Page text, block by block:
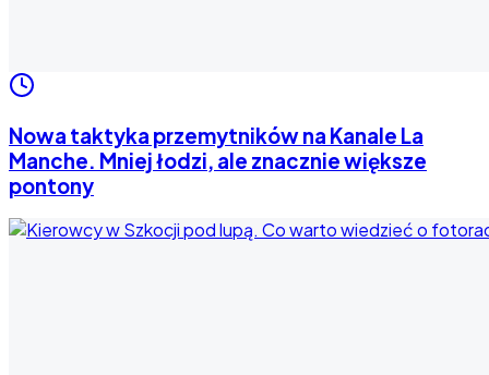
Nowa taktyka przemytników na Kanale La
Manche. Mniej łodzi, ale znacznie większe
pontony